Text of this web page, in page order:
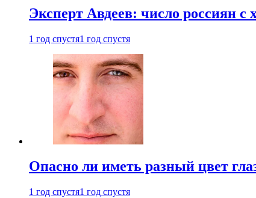
Эксперт Авдеев: число россиян с
1 год спустя1 год спустя
Опасно ли иметь разный цвет
1 год спустя1 год спустя